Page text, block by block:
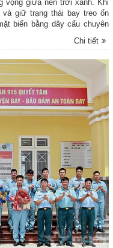
vọng giữa nền trời xanh. Khi
giữ trạng thái bay treo ổn
biển bằng dây cẩu chuyên
ngắn gọn, từng động tác
và lực lượng cứu hộ diễn ra
Sư đoàn 370 tổ chức, nhằm
đáp ứng yêu cầu nhiệm vụ
Chi tiết